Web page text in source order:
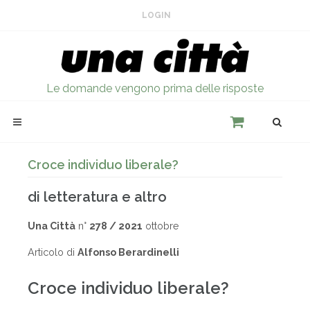
LOGIN
Le domande vengono prima delle risposte
Croce individuo liberale?
di letteratura e altro
Una Città n° 278 / 2021 ottobre
Articolo di Alfonso Berardinelli
Croce individuo liberale?